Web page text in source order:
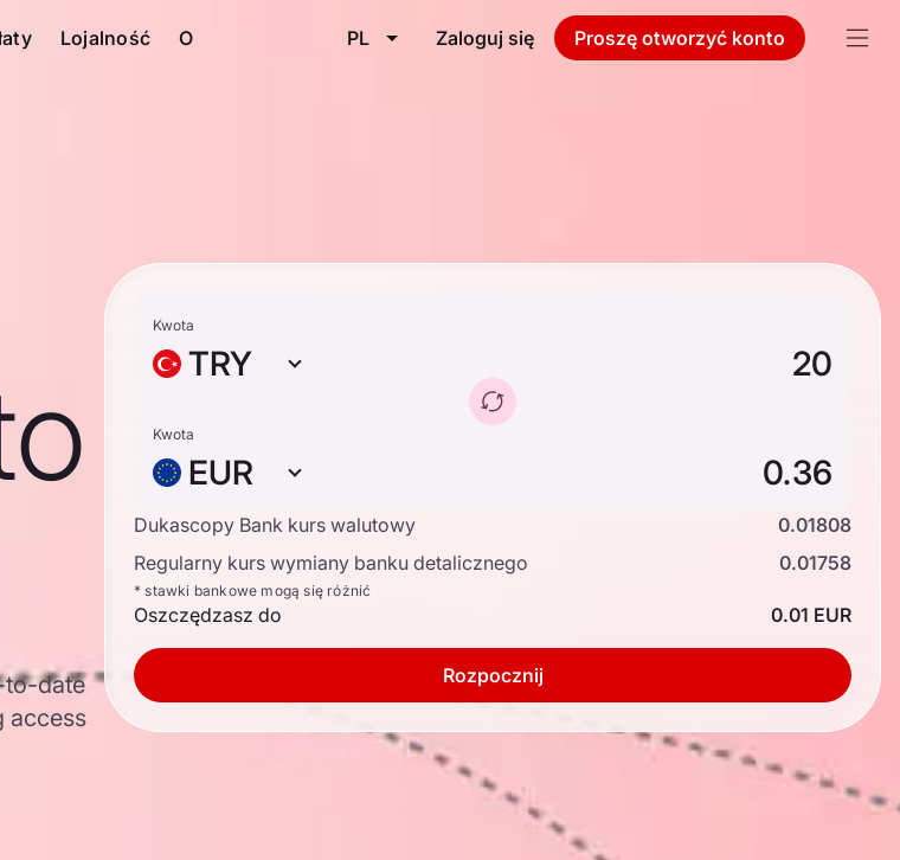
Lojalność O PL Zaloguj się Proszę otworzyć konto
to-date
access
Kwota
TRY
Kwota
EUR
Dukascopy Bank kurs walutowy
0.01808
Regularny kurs wymiany banku detalicznego
0.01758
* stawki bankowe mogą się różnić
Oszczędzasz do 0.01 EUR
Rozpocznij